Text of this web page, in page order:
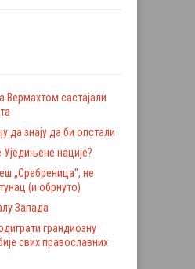
Вермахтом састајали
да знају да би опстали
нације?
„Сребреница“, не
(и обрнуто)
Запада
грандиозну
свих православних